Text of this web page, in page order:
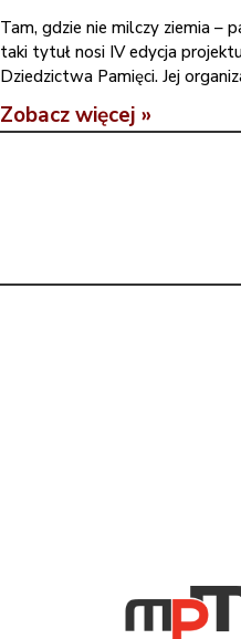
Tam, gdzie nie milczy ziemia –
taki tytuł nosi IV edycja
Dziedzictwa Pamięci. Jej
Zobacz więcej »